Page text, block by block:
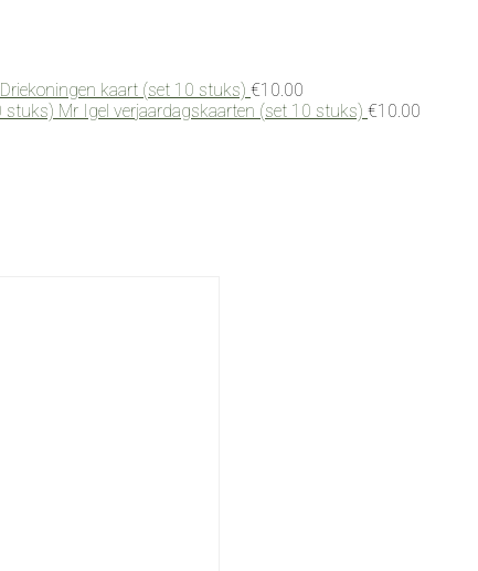
Driekoningen kaart (set 10 stuks) €10.00
Mr Igel verjaardagskaarten (set 10 stuks) €10.00